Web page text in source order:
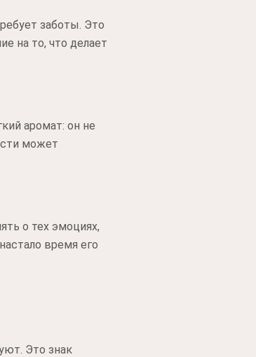
заботы. Это
на то, что делает
аромат: он не
может
о тех эмоциях,
время его
Это знак